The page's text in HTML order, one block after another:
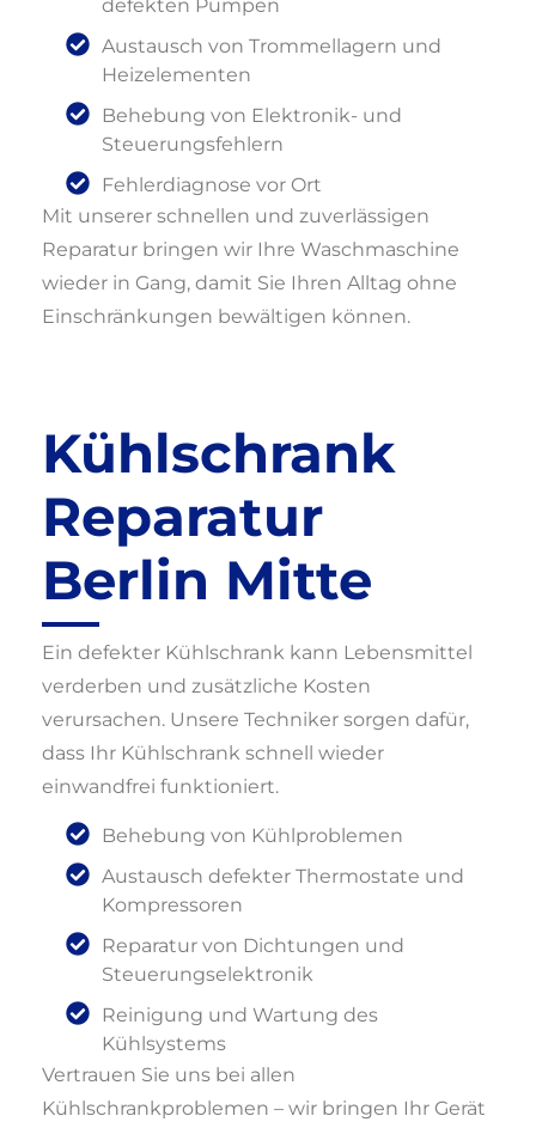
defekten Pumpen
Austausch von Trommellagern und
Heizelementen
Behebung von Elektronik- und
Steuerungsfehlern
Fehlerdiagnose vor Ort
Mit unserer schnellen und zuverlässigen
Reparatur bringen wir Ihre Waschmaschine
wieder in Gang, damit Sie Ihren Alltag ohne
Einschränkungen bewältigen können.
Kühlschrank
Reparatur
Berlin Mitte
Ein defekter Kühlschrank kann Lebensmittel
verderben und zusätzliche Kosten
verursachen. Unsere Techniker sorgen dafür,
dass Ihr Kühlschrank schnell wieder
einwandfrei funktioniert.
Behebung von Kühlproblemen
Austausch defekter Thermostate und
Kompressoren
Reparatur von Dichtungen und
Steuerungselektronik
Reinigung und Wartung des
Kühlsystems
Vertrauen Sie uns bei allen
Kühlschrankproblemen – wir bringen Ihr Gerät